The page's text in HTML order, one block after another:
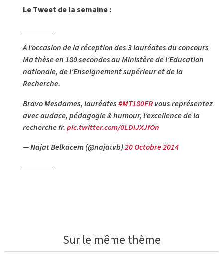
Le Tweet de la semaine :
A l’occasion de la réception des 3 lauréates du concours
Ma thèse en 180 secondes au Ministère de l’Education
nationale, de l’Enseignement supérieur et de la
Recherche.
Bravo Mesdames, lauréates#MT180FRvous représentez
avec audace, pédagogie & humour, l’excellence de la
recherche fr.pic.twitter.com/0LDiJXJfOn
— Najat Belkacem (@najatvb)20 Octobre 2014
Sur le même thème